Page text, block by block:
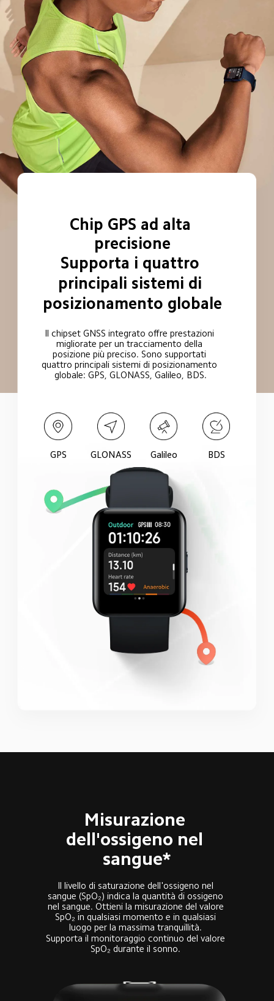
Chip GPS ad alta
precisione
Supporta i quattro
principali sistemi di
posizionamento globale
Il chipset GNSS integrato offre prestazioni
migliorate per un tracciamento della
posizione più preciso. Sono supportati
quattro principali sistemi di posizionamento
globale: GPS, GLONASS, Galileo, BDS.
GPS GLONASS Galileo BDS
Misurazione
dell'ossigeno nel
sangue*
Il livello di saturazione dell'ossigeno nel
sangue (SpO₂) indica la quantità di ossigeno
nel sangue. Ottieni la misurazione del valore
SpO₂ in qualsiasi momento e in qualsiasi
luogo per la massima tranquillità.
Supporta il monitoraggio continuo del valore
SpO₂ durante il sonno.